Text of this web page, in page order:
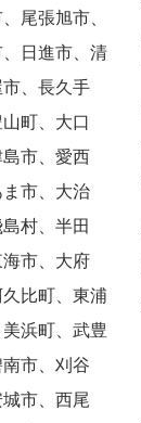
尾張旭市、
日進市、清
、長久手
町、大口
市、愛西
市、大治
村、半田
市、大府
比町、東浦
浜町、武豊
市、刈谷
市、西尾